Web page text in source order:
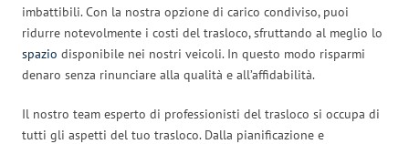
imbattibili. Con la nostra opzione di carico condiviso, puoi
ridurre notevolmente i costi del trasloco, sfruttando al meglio lo
spazio disponibile nei nostri veicoli. In questo modo risparmi
denaro senza rinunciare alla qualità e all’affidabilità.
Il nostro team esperto di professionisti del trasloco si occupa di
tutti gli aspetti del tuo trasloco. Dalla pianificazione e